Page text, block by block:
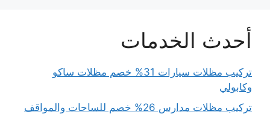
أحدث الخدمات
تركيب مظلات سيارات 31% خصم مظلات ساكو
وكابولي
تركيب مظلات مدارس 26% خصم للساحات والمواقف